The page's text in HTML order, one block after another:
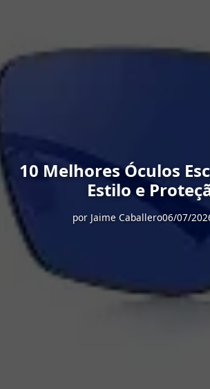
10 Melhores Óculos
Estilo e
por Jaime Caballero06/07/